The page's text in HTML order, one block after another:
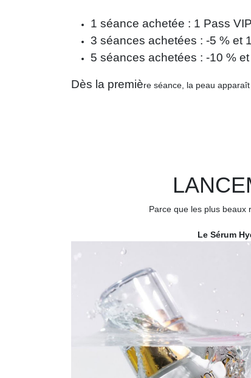
1 séance achetée : 1 Pass
3 séances achetées : -5 % et
5 séances achetées : -10 %
Dès la première séance, la peau
Parce que les plus beaux
Le Sérum